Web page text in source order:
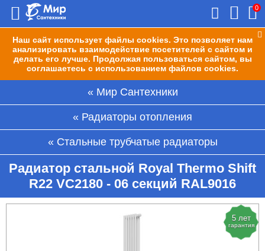
Наш сайт использует файлы cookies. Это позволяет нам
анализировать взаимодействие посетителей с сайтом и
делать его лучше. Продолжая пользоваться сайтом, вы
соглашаетесь с использованием файлов cookies.
0
Мир Сантехники
Радиаторы отопления
Стальные трубчатые радиаторы
Радиатор стальной Royal Thermo Shift
R22 VC2180 - 06 секций RAL9016
5 лет
гарантия